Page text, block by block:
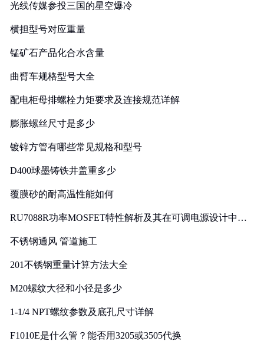
光线传媒参投三国的星空爆冷
横担型号对应重量
锰矿石产品化合水含量
曲臂车规格型号大全
配电柜母排螺栓力矩要求及连接规范详解
膨胀螺丝尺寸是多少
镀锌方管有哪些常见规格和型号
D400球墨铸铁井盖重多少
覆膜砂的耐高温性能如何
RU7088R功率MOSFET特性解析及其在可调电源设计中的
不锈钢通风 管道施工
201不锈钢重量计算方法大全
M20螺纹大径和小径是多少
1-1/4 NPT螺纹参数及底孔尺寸详解
F1010E是什么管？能否用3205或3505代换